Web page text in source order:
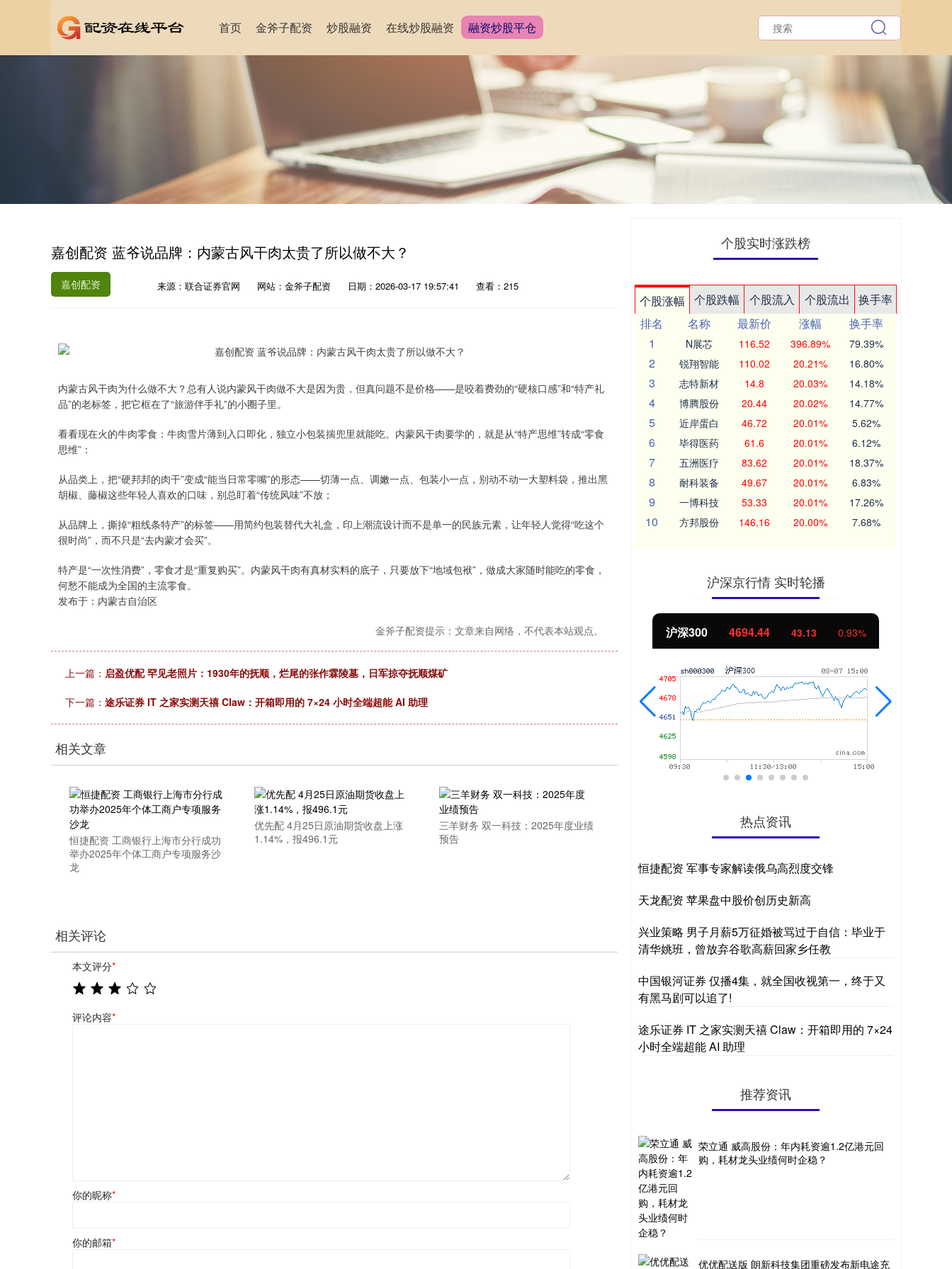
首页 金斧子配资 炒股融资 在线炒股融资 融资炒股平仓
嘉创配资 蓝爷说品牌：内蒙古风干肉太贵了所以做不大？
嘉创配资 来源：联合证券官网 网站：金斧子配资 日期：2026-03-17 19:57:41 查看：215
内蒙古风干肉为什么做不大？总有人说内蒙风干肉做不大是因为贵，但真问题不是价格——是咬着费劲的“硬核口感”和“特产礼
品”的老标签，把它框在了“旅游伴手礼”的小圈子里。
看看现在火的牛肉零食：牛肉雪片薄到入口即化，独立小包装揣兜里就能吃。内蒙风干肉要学的，就是从“特产思维”转成“零食
思维”：
从品类上，把“硬邦邦的肉干”变成“能当日常零嘴”的形态——切薄一点、调嫩一点、包装小一点，别动不动一大塑料袋，推出黑
胡椒、藤椒这些年轻人喜欢的口味，别总盯着“传统风味”不放；
从品牌上，撕掉“粗线条特产”的标签——用简约包装替代大礼盒，印上潮流设计而不是单一的民族元素，让年轻人觉得“吃这个
很时尚”，而不只是“去内蒙才会买”。
特产是“一次性消费”，零食才是“重复购买”。内蒙风干肉有真材实料的底子，只要放下“地域包袱”，做成大家随时能吃的零食，
何愁不能成为全国的主流零食。
发布于：内蒙古自治区
金斧子配资提示：文章来自网络，不代表本站观点。
上一篇： 启盈优配 罕见老照片：1930年的抚顺，烂尾的张作霖陵墓，日军掠夺抚顺煤矿
下一篇： 途乐证券 IT 之家实测天禧 Claw：开箱即用的 7×24 小时全端超能 AI 助理
相关文章
恒捷配资 工商银行上海市分行成功
举办2025年个体工商户专项服务沙
龙
优先配 4月25日原油期货收盘上涨
1.14%，报496.1元
三羊财务 双一科技：2025年度业绩
预告
相关评论
本文评分*
评论内容*
你的昵称*
你的邮箱*
个股实时涨跌榜
个股涨幅 个股跌幅 个股流入 个股流出
换手率
排名
名称 最新价 涨幅
换手率
1
N展芯 116.52 396.89% 79.39%
2 锐翔智能 110.02 20.21% 16.80%
3 志特新材 14.8 20.03% 14.18%
4 博腾股份 20.44 20.02% 14.77%
5 近岸蛋白 46.72 20.01% 5.62%
6 毕得医药 61.6 20.01% 6.12%
7 五洲医疗 83.62 20.01% 18.37%
8 耐科装备 49.67 20.01% 6.83%
9 一博科技 53.33 20.01% 17.26%
10 方邦股份 146.16 20.00% 7.68%
沪深京行情 实时轮播
深证成指 14311.01 200.89 1.42% 沪深300 4694.44 43.13 0.93%
热点资讯
恒捷配资 军事专家解读俄乌高烈度交锋
天龙配资 苹果盘中股价创历史新高
兴业策略 男子月薪5万征婚被骂过于自信：毕业于
清华姚班，曾放弃谷歌高薪回家乡任教
中国银河证券 仅播4集，就全国收视第一，终于又
有黑马剧可以追了!
途乐证券 IT 之家实测天禧 Claw：开箱即用的 7×24
小时全端超能 AI 助理
推荐资讯
荣立通 威高股份：年内耗资逾1.2亿港元回
购，耗材龙头业绩何时企稳？
优优配送版 朗新科技集团重磅发布新电途充